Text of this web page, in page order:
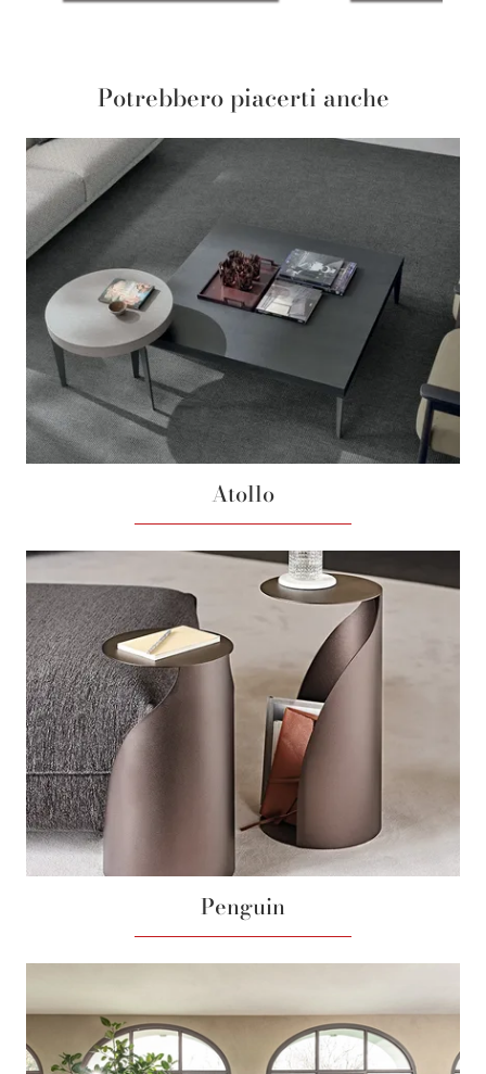
Potrebbero piacerti anche
Atollo
Penguin